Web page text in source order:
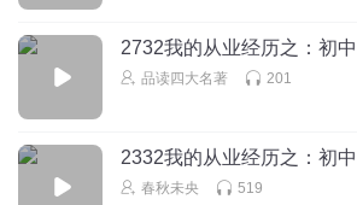
2732我的从业经历之：初
品读四大名著 201
2332我的从业经历之：初
春秋未央 519